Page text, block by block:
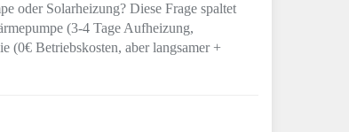
oder Solarheizung? Diese Frage spaltet
(3-4 Tage Aufheizung,
(0€ Betriebskosten, aber langsamer +